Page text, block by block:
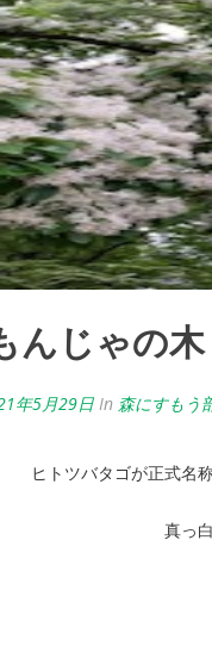
んじゃの木
年5月29日 In 森にすもう
ヒトツバタゴが正式名
真っ